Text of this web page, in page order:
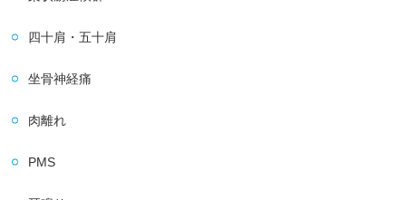
四十肩・五十肩
坐骨神経痛
肉離れ
PMS